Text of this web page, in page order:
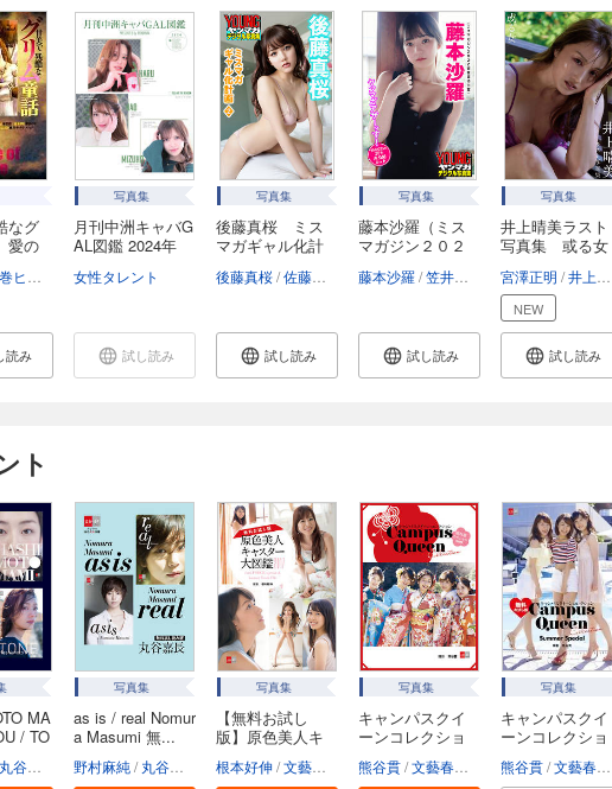
なグ
愛の
サロフ 緒川琴衣 斎山綾子 波多野裕 和気はるか
読み
写真集
月刊中洲キャバG
AL図鑑 2024年
女性タレント
試し読み
写真集
後藤真桜 ミス
マガギャル化計
後藤真桜 佐藤佑一
試し読み
写真集
藤本沙羅（ミス
マガジン２０２
藤本沙羅 笠井爾示
試し読み
写真集
井上晴美ラスト
写真集 或る女
宮澤正明 井上晴美
NEW
試し読み
ト
MA
/ TO
丸谷嘉長
写真集
as is / real Nomur
a Masumi 無...
野村麻純 丸谷嘉長
写真集
【無料お試し
版】原色美人キ
根本好伸 文藝春秋電子書籍編集部
写真集
キャンパスクイ
ーンコレクショ
熊谷貫 文藝春秋電子書籍編集部
写真集
キャンパスクイ
ーンコレクショ
熊谷貫 文藝春秋電子書籍編集部